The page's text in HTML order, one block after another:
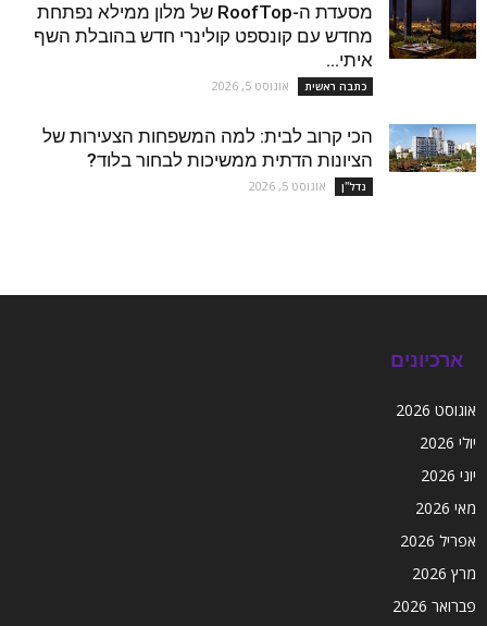
מסעדת ה-RoofTop של מלון ממילא נפתחת
מחדש עם קונספט קולינרי חדש בהובלת השף
איתי...
כתבה ראשית אוגוסט 5, 2026
הכי קרוב לבית: למה המשפחות הצעירות של
הציונות הדתית ממשיכות לבחור בלוד?
נדל''ן אוגוסט 5, 2026
ארכיונים
אוגוסט 2026
יולי 2026
יוני 2026
מאי 2026
אפריל 2026
מרץ 2026
פברואר 2026